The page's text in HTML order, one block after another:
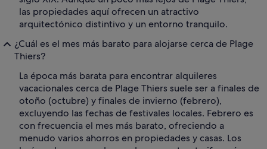
las propiedades aquí ofrecen un atractivo
arquitectónico distintivo y un entorno tranquilo.
¿Cuál es el mes más barato para alojarse cerca de Plage
Thiers?
La época más barata para encontrar alquileres
vacacionales cerca de Plage Thiers suele ser a finales de
otoño (octubre) y finales de invierno (febrero),
excluyendo las fechas de festivales locales. Febrero es
con frecuencia el mes más barato, ofreciendo a
menudo varios ahorros en propiedades y casas. Los